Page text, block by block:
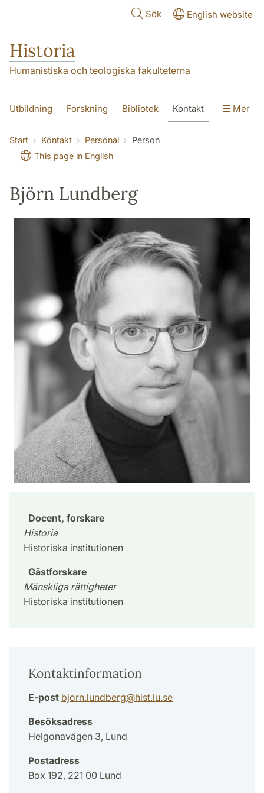
Sök English website
Historia
Humanistiska och teologiska fakulteterna
Utbildning Forskning Bibliotek Kontakt
Om oss
Mer
Start Kontakt Personal
Person
This page in English
Björn Lundberg
Docent, forskare
Historia
Historiska institutionen
Gästforskare
Mänskliga rättigheter
Historiska institutionen
Kontaktinformation
E-post bjorn.lundberg@hist.lu.se
Besöksadress
Helgonavägen 3, Lund
Postadress
Box 192, 221 00 Lund